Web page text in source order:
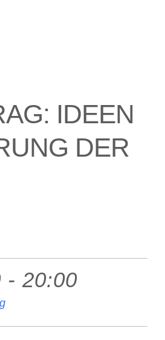
IDEEN
DER
- 20:00